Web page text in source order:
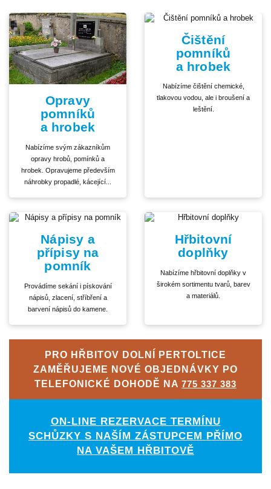
Opravy
pomníků
a hrobek
Nabízíme svým zákazníkům
opravy hrobů, pomínků a
hrobek. Opravujeme především
náhrobky propadlé, kácející...
Čištění
pomníků
a hrobek
Nabízíme čištění chemické,
tlakovou vodou, ale i broušení a
leštění.
Nápisy a
přípisy na
pomník
Provádíme sekání i pískování
nápisů, zlacení, stříbření a
barvení nápisů do kamene.
Hřbitovní
doplňky
Nabízíme hřbitovní doplňky v
širokém sortimentu tvarů, barev
a materiálů.
PRO HŘBITOV DOLNÍ PERTOLTICE
ZAMĚŘUJEME NOVÉ OBJEDNÁVKY PO
TELEFONICKÉ DOHODĚ NA 775 337 383
ON-LINE REZERVACE TERMÍNU
SCHŮZKY S NAŠÍM ZÁSTUPCEM PŘÍMO
NA VAŠEM HŘBITOVĚ